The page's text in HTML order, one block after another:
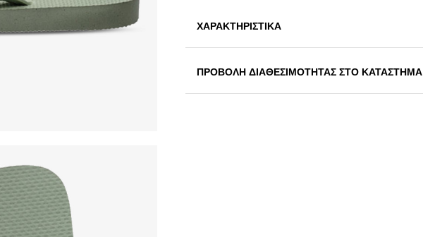
ΧΑΡΑΚΤΗΡΙΣΤΙΚΑ
ΠΡΟΒΟΛΗ ΔΙΑΘΕΣΙΜΟΤΗΤΑΣ ΣΤΟ ΚΑΤΑΣΤΗΜΑ